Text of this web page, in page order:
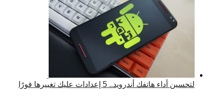
لتحسين أداء هاتفك أندرويد.. 5 إعدادات عليك تغييرها فورًا